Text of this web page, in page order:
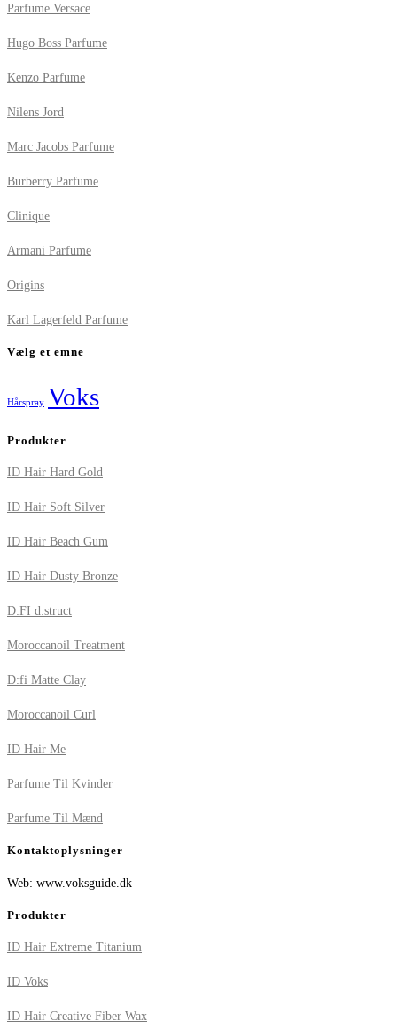
Parfume Versace
Hugo Boss Parfume
Kenzo Parfume
Nilens Jord
Marc Jacobs Parfume
Burberry Parfume
Clinique
Armani Parfume
Origins
Karl Lagerfeld Parfume
Vælg et emne
Hårspray Voks
Produkter
ID Hair Hard Gold
ID Hair Soft Silver
ID Hair Beach Gum
ID Hair Dusty Bronze
D:FI d:struct
Moroccanoil Treatment
D:fi Matte Clay
Moroccanoil Curl
ID Hair Me
Parfume Til Kvinder
Parfume Til Mænd
Kontaktoplysninger
Web: www.voksguide.dk
Produkter
ID Hair Extreme Titanium
ID Voks
ID Hair Creative Fiber Wax